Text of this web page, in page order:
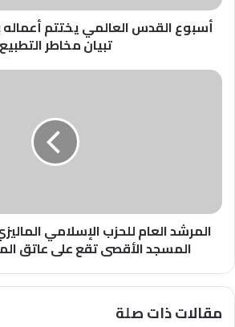
تبيان
مخاطر
أسبوع القدس العالمي يختتم أعماله
تبيان مخاطر التطبيع
المرشد
الأقصى
تقعالمرشد العام للحزب الإسلامي
المسجد الأقصى تقع على عاتق
مقالات ذات صلة